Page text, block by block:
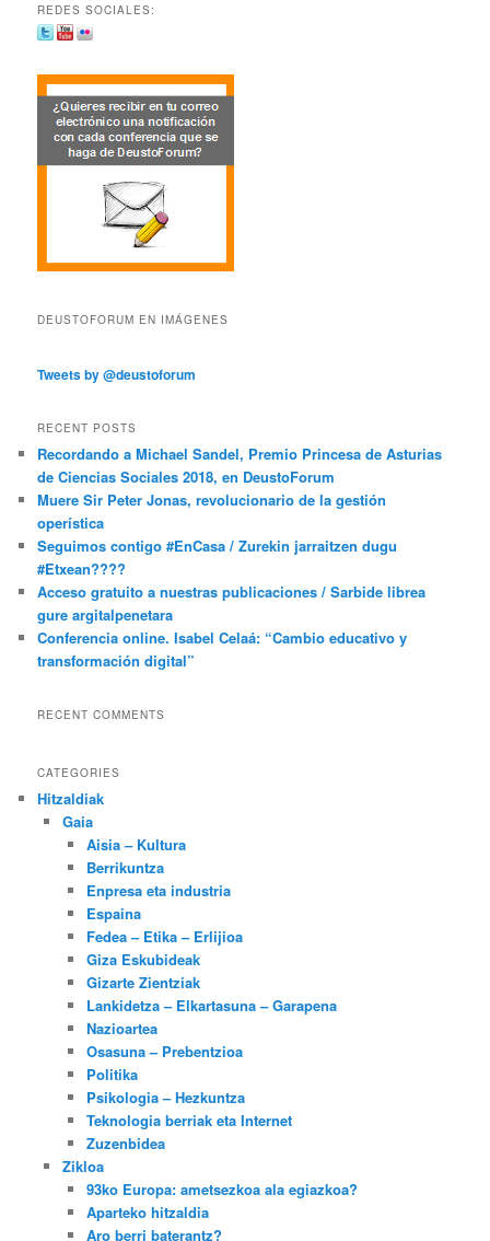
REDES SOCIALES:
DEUSTOFORUM EN IMÁGENES
Tweets by @deustoforum
RECENT POSTS
Recordando a Michael Sandel, Premio Princesa de Asturias
de Ciencias Sociales 2018, en DeustoForum
Muere Sir Peter Jonas, revolucionario de la gestión
operística
Seguimos contigo #EnCasa / Zurekin jarraitzen dugu
#Etxean????
Acceso gratuito a nuestras publicaciones / Sarbide librea
gure argitalpenetara
Conferencia online. Isabel Celaá: “Cambio educativo y
transformación digital”
RECENT COMMENTS
CATEGORIES
Hitzaldiak
Gaia
Aisia – Kultura
Berrikuntza
Enpresa eta industria
Espaina
Fedea – Etika – Erlijioa
Giza Eskubideak
Gizarte Zientziak
Lankidetza – Elkartasuna – Garapena
Nazioartea
Osasuna – Prebentzioa
Politika
Psikologia – Hezkuntza
Teknologia berriak eta Internet
Zuzenbidea
Zikloa
93ko Europa: ametsezkoa ala egiazkoa?
Aparteko hitzaldia
Aro berri baterantz?